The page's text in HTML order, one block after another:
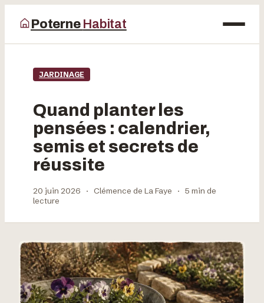
Poterne Habitat
Maison
Déco
Jardinage
JARDINAGE
Quand planter les
pensées : calendrier,
semis et secrets de
réussite
20 juin 2026 · Clémence de La Faye · 5 min de
lecture